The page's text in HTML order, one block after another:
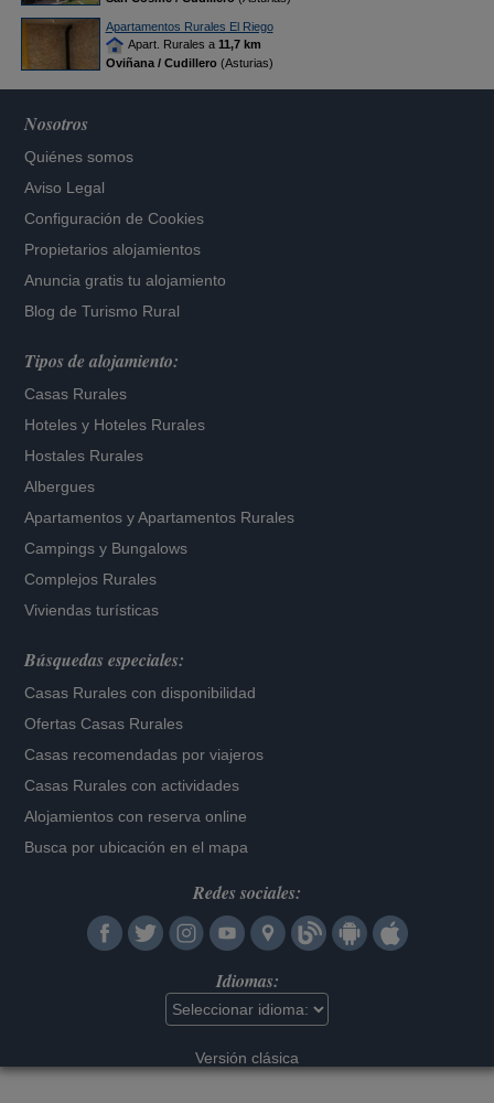
Apartamentos Rurales El Riego
Apart. Rurales a 11,7 km
Oviñana / Cudillero(Asturias)
Nosotros
Quiénes somos
Aviso Legal
Configuración de Cookies
Propietarios alojamientos
Anuncia gratis tu alojamiento
Blog de Turismo Rural
Tipos de alojamiento:
Casas Rurales
Hoteles y Hoteles Rurales
Hostales Rurales
Albergues
Apartamentos yApartamentos Rurales
Campings y Bungalows
Complejos Rurales
Viviendas turísticas
Búsquedas especiales:
Casas Rurales con disponibilidad
Ofertas Casas Rurales
Casas recomendadas por viajeros
Casas Rurales con actividades
Alojamientos con reserva online
Busca por ubicación en el mapa
Redes sociales:
Idiomas:
Versión clásica